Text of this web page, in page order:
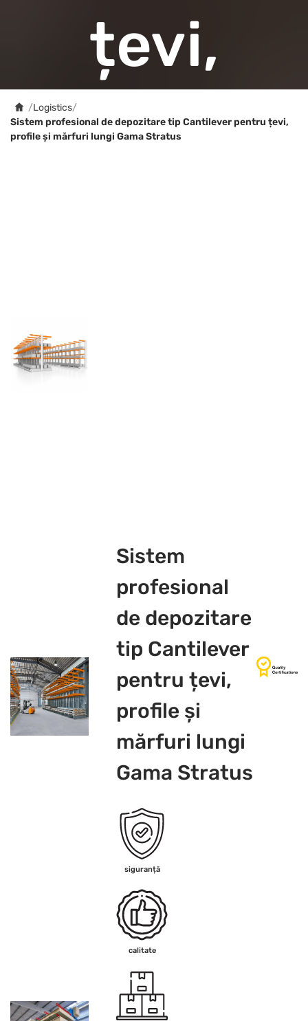
țevi,
profile și
lungi
/Logistics/
Sistem profesional de depozitare tip Cantilever pentru țevi,
profile și mărfuri lungi Gama Stratus
Sistem
profesional
de depozitare
tip Cantilever
pentru țevi,
profile și
mărfuri lungi
Gama Stratus
siguranță
calitate